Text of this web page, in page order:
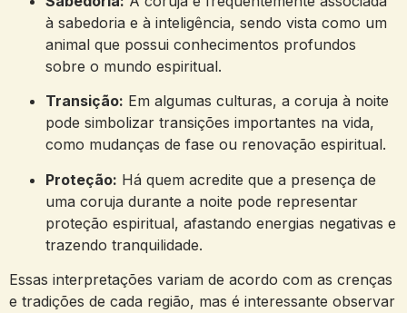
à sabedoria e à inteligência, sendo vista como um
animal que possui conhecimentos profundos
sobre o mundo espiritual.
Transição: Em algumas culturas, a coruja à noite
pode simbolizar transições importantes na vida,
como mudanças de fase ou renovação espiritual.
Proteção: Há quem acredite que a presença de
uma coruja durante a noite pode representar
proteção espiritual, afastando energias negativas e
trazendo tranquilidade.
Essas interpretações variam de acordo com as crenças
e tradições de cada região, mas é interessante observar